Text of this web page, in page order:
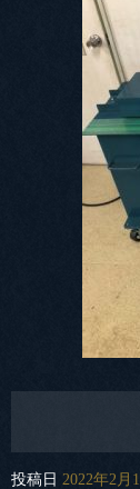
投稿日 2022年2月